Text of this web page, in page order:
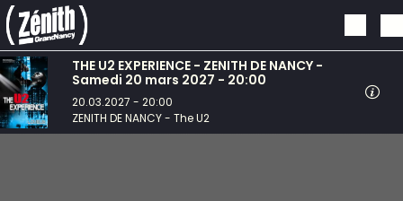
Aller au contenu principal
THE U2 EXPERIENCE - ZENITH DE NANCY -
Samedi 20 mars 2027 - 20:00
20.03.2027 - 20:00
ZENITH DE NANCY - The U2